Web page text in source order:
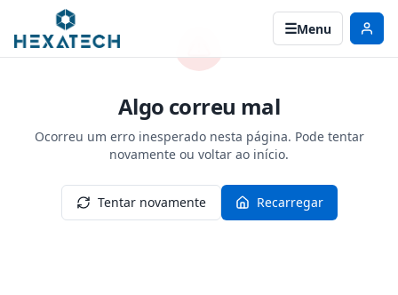
Menu
Algo correu mal
Ocorreu um erro inesperado nesta página. Pode tentar
novamente ou voltar ao início.
Tentar novamente Recarregar